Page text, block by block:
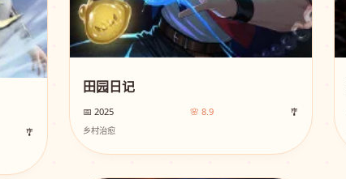
🎐
田园日记
📅 2025 🌸 8.9 🎐
乡村治愈